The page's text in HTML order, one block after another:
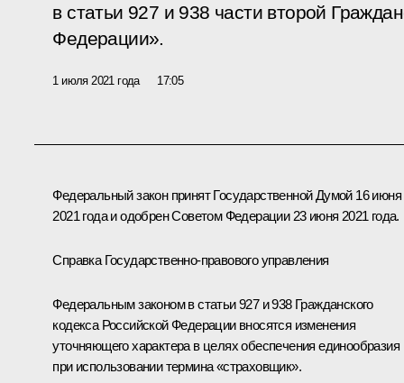
в статьи 927 и 938 части второй
Федерации».
1 июля 2021 года 17:05
Федеральный закон принят Государственной Думой 16 июня
2021 года и одобрен Советом Федерации 23 июня 2021 года.
Справка Государственно-правового управления
Федеральным законом в статьи 927 и 938 Гражданского
кодекса Российской Федерации вносятся изменения
уточняющего характера в целях обеспечения единообразия
при использовании термина «страховщик».